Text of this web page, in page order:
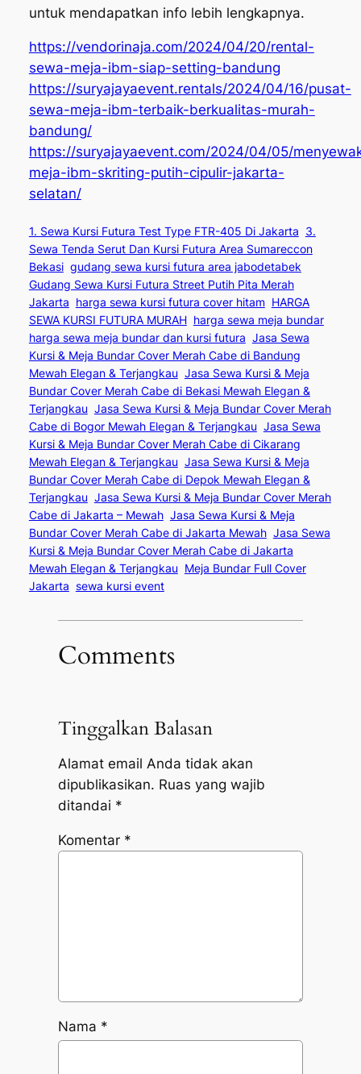
untuk mendapatkan info lebih lengkapnya.
https://vendorinaja.com/2024/04/20/rental-
sewa-meja-ibm-siap-setting-bandung
https://suryajayaevent.rentals/2024/04/16/pusat-
sewa-meja-ibm-terbaik-berkualitas-murah-
bandung/
https://suryajayaevent.com/2024/04/05/
meja-ibm-skriting-putih-cipulir-jakarta-
selatan/
1. Sewa Kursi Futura Test Type FTR-405 Di Jakarta 3.
Sewa Tenda Serut Dan Kursi Futura Area Sumareccon
Bekasi gudang sewa kursi futura area jabodetabek
Gudang Sewa Kursi Futura Street Putih Pita Merah
Jakarta harga sewa kursi futura cover hitam HARGA
SEWA KURSI FUTURA MURAH harga sewa meja bundar
harga sewa meja bundar dan kursi futura Jasa Sewa
Kursi & Meja Bundar Cover Merah Cabe di Bandung
Mewah Elegan & Terjangkau Jasa Sewa Kursi & Meja
Bundar Cover Merah Cabe di Bekasi Mewah Elegan &
Terjangkau Jasa Sewa Kursi & Meja Bundar Cover Merah
Cabe di Bogor Mewah Elegan & Terjangkau Jasa Sewa
Kursi & Meja Bundar Cover Merah Cabe di Cikarang
Mewah Elegan & Terjangkau Jasa Sewa Kursi & Meja
Bundar Cover Merah Cabe di Depok Mewah Elegan &
Terjangkau Jasa Sewa Kursi & Meja Bundar Cover Merah
Cabe di Jakarta – Mewah Jasa Sewa Kursi & Meja
Bundar Cover Merah Cabe di Jakarta Mewah Jasa Sewa
Kursi & Meja Bundar Cover Merah Cabe di Jakarta
Mewah Elegan & Terjangkau Meja Bundar Full Cover
Jakarta sewa kursi event
Comments
Tinggalkan Balasan
Alamat email Anda tidak akan
dipublikasikan. Ruas yang wajib
ditandai *
Komentar *
Nama *